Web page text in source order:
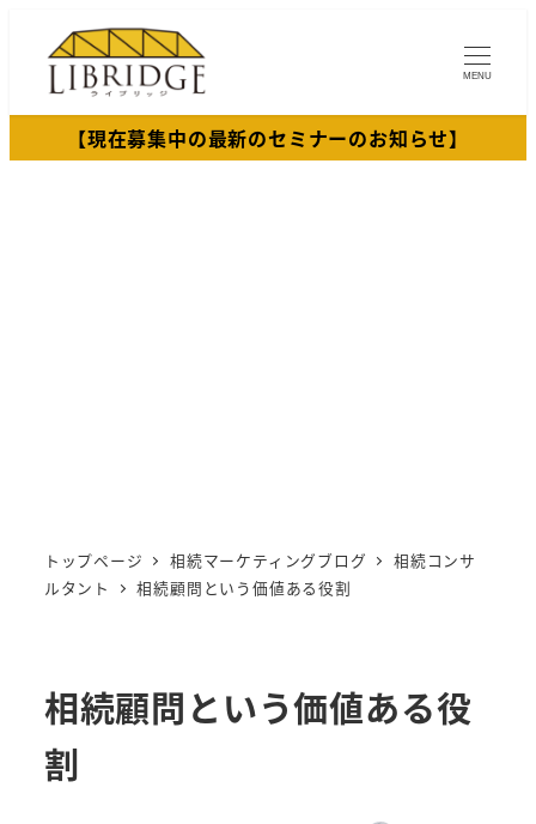
ン
MENU
【現在募集中の最新のセミナーのお知らせ】
トップページ 相続マーケティングブログ
相続コンサ
ルタント
相続顧問という価値ある役割
相続顧問という価値ある役
割